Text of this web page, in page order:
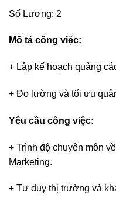
Số Lượng: 2
Mô tả công việc:
+ Lập kế hoạch quảng
+ Đo lường và tối ưu
Yêu cầu công việc:
+ Trình độ chuyên môn
Marketing.
+ Tư duy thị trường và